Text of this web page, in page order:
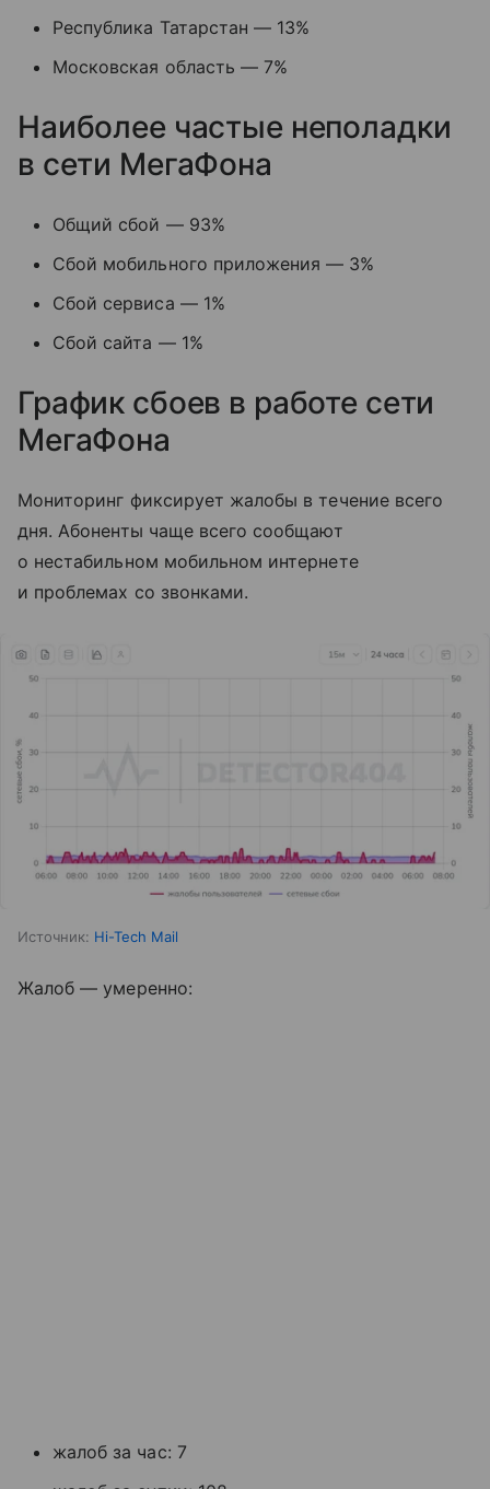
Республика Татарстан — 13%
Московская область — 7%
Наиболее частые неполадки
в сети МегаФона
Общий сбой — 93%
Сбой мобильного приложения — 3%
Сбой сервиса — 1%
Сбой сайта — 1%
График сбоев в работе сети
МегаФона
Мониторинг фиксирует жалобы в течение всего
дня. Абоненты чаще всего сообщают
о нестабильном мобильном интернете
и проблемах со звонками.
Источник: Hi-Tech Mail
Жалоб — умеренно:
жалоб за час: 7